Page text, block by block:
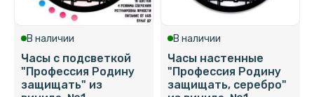
В наличии
Часы с подсветкой
"Профессия Родину
защищать" из
В наличии
Часы настенные
"Профессия Родину
защищать, серебро"